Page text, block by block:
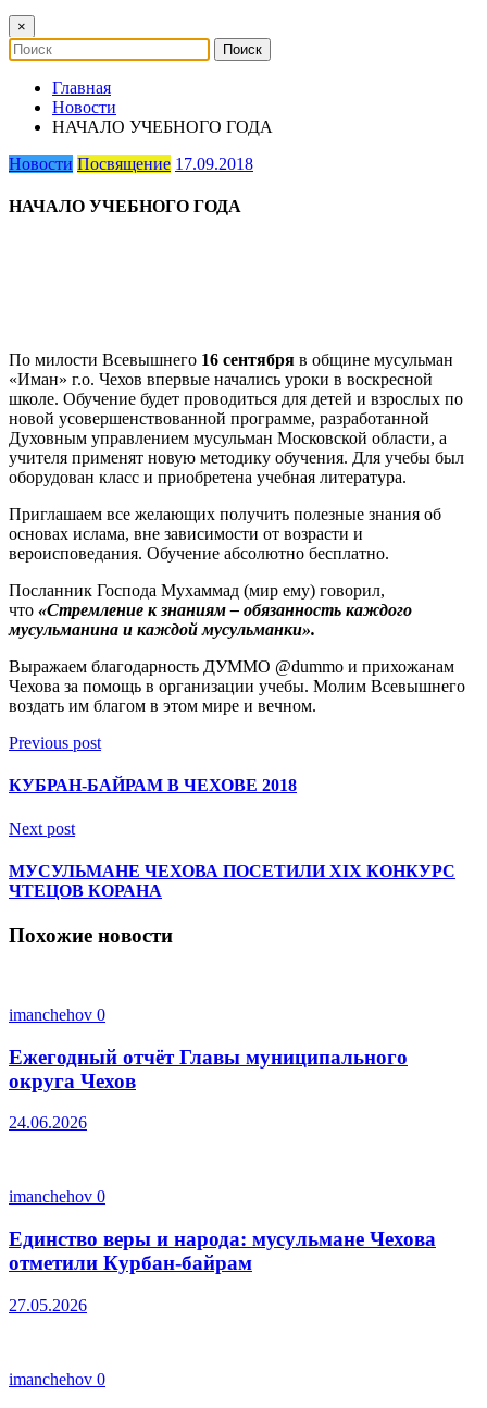
×
Главная
Новости
НАЧАЛО УЧЕБНОГО ГОДА
Новости Посвящение 17.09.2018
НАЧАЛО УЧЕБНОГО ГОДА
По милости Всевышнего 16 сентября в общине мусульман
«Иман» г.о. Чехов впервые начались уроки в воскресной
школе. Обучение будет проводиться для детей и взрослых по
новой усовершенствованной программе, разработанной
Духовным управлением мусульман Московской области, а
учителя применят новую методику обучения. Для учебы был
оборудован класс и приобретена учебная литература.
Приглашаем все желающих получить полезные знания об
основах ислама, вне зависимости от возрасти и
вероисповедания. Обучение абсолютно бесплатно.
Посланник Господа Мухаммад (мир ему) говорил,
что «Стремление к знаниям – обязанность каждого
мусульманина и каждой мусульманки».
Выражаем благодарность ДУММО @dummo и прихожанам
Чехова за помощь в организации учебы. Молим Всевышнего
воздать им благом в этом мире и вечном.
Previous post
КУБРАН-БАЙРАМ В ЧЕХОВЕ 2018
Next post
МУСУЛЬМАНЕ ЧЕХОВА ПОСЕТИЛИ XIX КОНКУРС
ЧТЕЦОВ КОРАНА
Похожие новости
imanchehov 0
Ежегодный отчёт Главы муниципального
округа Чехов
24.06.2026
imanchehov 0
Единство веры и народа: мусульмане Чехова
отметили Курбан-байрам
27.05.2026
imanchehov 0